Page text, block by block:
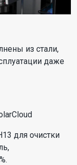
из стали,
даже
для очистки